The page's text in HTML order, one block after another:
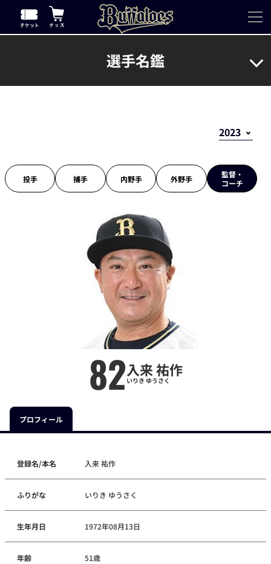
選手名鑑
投手 捕手 内野手 外野手
監督・
コーチ
82入来 祐作
いりき ゆうさく
プロフィール
登録名/本名 入来 祐作
ふりがな いりき ゆうさく
生年月日 1972年08月13日
年齢 51歳